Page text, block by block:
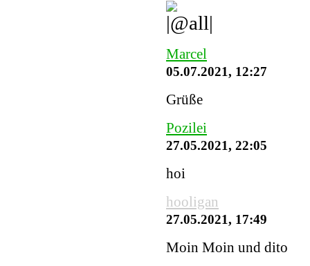
Marcel
05.07.2021, 12:27
Grüße
Pozilei
27.05.2021, 22:05
hoi
hooligan
27.05.2021, 17:49
Moin Moin und dito